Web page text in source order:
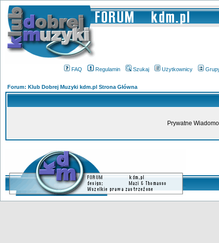
FAQ Regulamin Szukaj Użytkownicy
Forum: Klub Dobrej Muzyki kdm.pl Strona Główna
Prywatne